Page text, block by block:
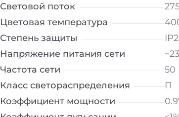
Световой поток
Цветовая температура
Степень защиты
Напряжение питания сети
Частота сети
50
Класс светораспределения
П
Коэффициент мощности